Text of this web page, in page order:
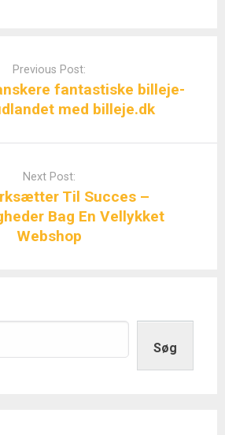
Previous Post:
fantastiske billeje-
med billeje.dk
Next Post:
Til Succes –
Bag En Vellykket
Webshop
Søg